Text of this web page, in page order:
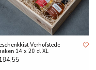
Verhofstede
14 x 20 cl XL